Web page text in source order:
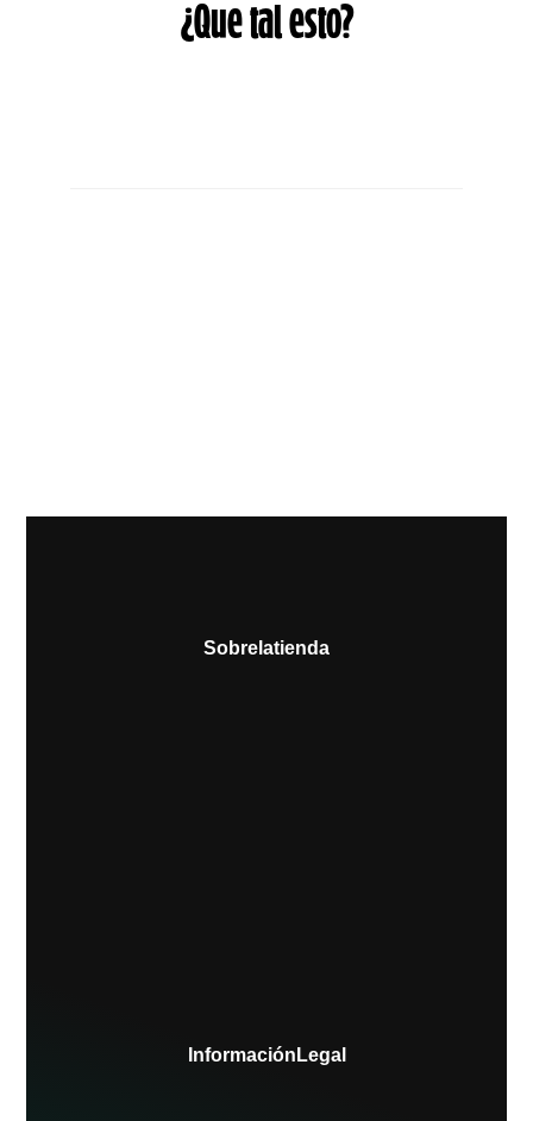
¿Que tal esto?
Sobre la tienda
Información Legal